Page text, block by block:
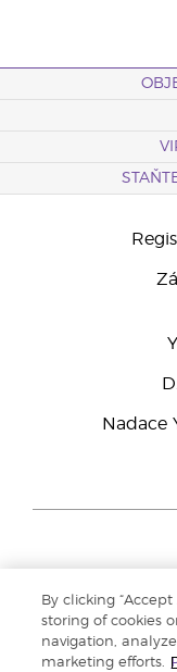
Nadace
By clicking
storing of cookies
navigation,
marketing efforts.